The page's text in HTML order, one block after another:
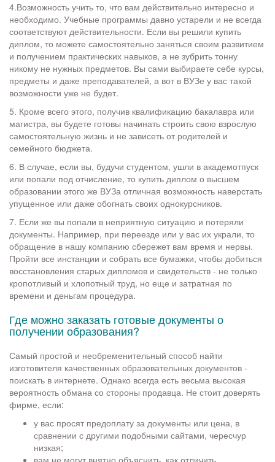
4.Возможность учить то, что вам действительно интересно и
необходимо. Учебные программы давно устарели и не всегда
соответствуют действительности. Если вы решили купить
диплом, то можете самостоятельно заняться своим развитием
и получением практических навыков, а не зубрить тонну
никому не нужных предметов. Вы сами выбираете себе курсы,
предметы и даже преподавателей, а вот в ВУЗе у вас такой
возможности уже не будет.
5. Кроме всего этого, получив квалификацию бакалавра или
магистра, вы будете готовы начинать строить свою взрослую
самостоятельную жизнь и не зависеть от родителей и
семейного бюджета.
6. В случае, если вы, будучи студентом, ушли в академотпуск
или попали под отчисление, то купить диплом о высшем
образовании этого же ВУЗа отличная возможность наверстать
упущенное или даже обогнать своих однокурсников.
7. Если же вы попали в неприятную ситуацию и потеряли
документы. Например, при переезде или у вас их украли, то
обращение в нашу компанию сбережет вам время и нервы.
Пройти все инстанции и собрать все бумажки, чтобы добиться
восстановления старых дипломов и свидетельств - не только
кропотливый и хлопотный труд, но еще и затратная по
времени и деньгам процедура.
Где можно заказать готовые документы о
получении образования?
Самый простой и необременительный способ найти
изготовителя качественных образовательных документов -
поискать в интернете. Однако всегда есть весьма высокая
вероятность обмана со стороны продавца. Не стоит доверять
фирме, если:
у вас просят предоплату за документы или цена, в
сравнении с другими подобными сайтами, чересчур
низкая;